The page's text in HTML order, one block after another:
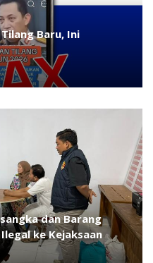
Baru, Ini
dan Barang
ke Kejaksaan